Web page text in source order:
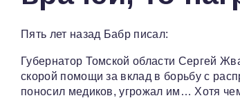
Пять лет назад Бабр писал:
Губернатор Томской области Сергей
скорой помощи за вклад в борьбу с
поносил медиков, угрожал им… Хотя